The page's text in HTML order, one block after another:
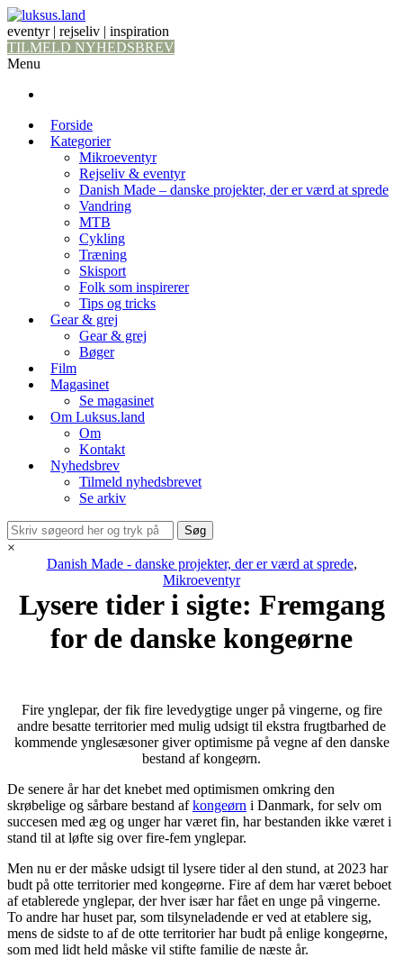
eventyr | rejseliv | inspiration
TILMELD NYHEDSBREV
Menu
Forside
Kategorier
Mikroeventyr
Rejseliv & eventyr
Danish Made – danske projekter, der er værd at sprede
Vandring
MTB
Cykling
Træning
Skisport
Folk som inspirerer
Tips og tricks
Gear & grej
Gear & grej
Bøger
Film
Magasinet
Se magasinet
Om Luksus.land
Om
Kontakt
Nyhedsbrev
Tilmeld nyhedsbrevet
Se arkiv
×
Danish Made - danske projekter, der er værd at sprede,
Mikroeventyr
Lysere tider i sigte: Fremgang
for de danske kongeørne
Fire ynglepar, der fik fire levedygtige unger på vingerne, og fire
andre besatte territorier med mulig udsigt til ekstra frugtbarhed de
kommende ynglesæsoner giver optimisme på vegne af den danske
bestand af kongeørn.
De senere år har det knebet med optimismen omkring den
skrøbelige og sårbare bestand afkongeørn i Danmark, for selv om
succesen med æg og unger har været fin, har bestanden ikke været i
stand til at løfte sig over fire-fem ynglepar.
Men nu er der måske udsigt til lysere tider al den stund, at 2023 har
budt på otte territorier med kongeørne. Fire af dem har været beboet
af etablerede ynglepar, der hver især har fået en unge på vingerne.
To andre har huset par, som tilsyneladende er ved at etablere sig,
mens de sidste to af de otte territorier har budt på enlige kongeørne,
som med lidt held måske vil stifte familie de næste år.